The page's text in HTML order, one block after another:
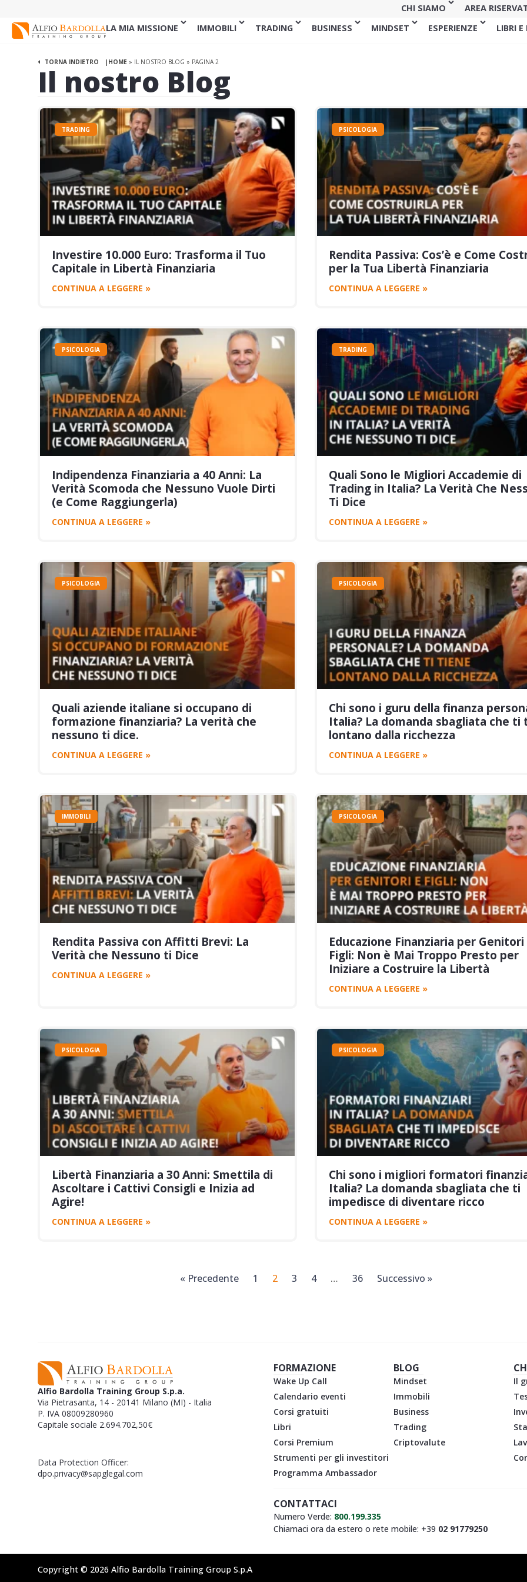
CHI SIAMO
AREA
LA MIA MISSIONE
IMMOBILI TRADING BUSINESS MINDSET ESPERIENZE LIBRI E
TORNA INDIETRO HOME » IL NOSTRO BLOG » PAGINA 2
Il nostro Blog
TRADING
Investire 10.000 Euro: Trasforma il Tuo
Capitale in Libertà Finanziaria
CONTINUA A LEGGERE »
PSICOLOGIA
Rendita Passiva: Cos’è e Come
per la Tua Libertà Finanziaria
CONTINUA A LEGGERE »
PSICOLOGIA
Indipendenza Finanziaria a 40 Anni: La
Verità Scomoda che Nessuno Vuole Dirti
(e Come Raggiungerla)
CONTINUA A LEGGERE »
TRADING
Quali Sono le Migliori Accademie di
Trading in Italia? La Verità Che
Ti Dice
CONTINUA A LEGGERE »
PSICOLOGIA
Quali aziende italiane si occupano di
formazione finanziaria? La verità che
nessuno ti dice.
CONTINUA A LEGGERE »
PSICOLOGIA
Chi sono i guru della finanza
Italia? La domanda sbagliata che ti
lontano dalla ricchezza
CONTINUA A LEGGERE »
IMMOBILI
Rendita Passiva con Affitti Brevi: La
Verità che Nessuno ti Dice
CONTINUA A LEGGERE »
PSICOLOGIA
Educazione Finanziaria per Genitori
Figli: Non è Mai Troppo Presto per
Iniziare a Costruire la Libertà
CONTINUA A LEGGERE »
PSICOLOGIA
Libertà Finanziaria a 30 Anni: Smettila di
Ascoltare i Cattivi Consigli e Inizia ad
Agire!
CONTINUA A LEGGERE »
PSICOLOGIA
Chi sono i migliori formatori
Italia? La domanda sbagliata che ti
impedisce di diventare ricco
CONTINUA A LEGGERE »
« Precedente 1 2 3 4 … 36 Successivo »
Alfio Bardolla Training Group S.p.a.
Via Pietrasanta, 14 - 20141 Milano (MI) - Italia
P. IVA 08009280960
Capitale sociale 2.694.702,50€
Data Protection Officer:
dpo.privacy@sapglegal.com
FORMAZIONE
Wake Up Call
Calendario eventi
Corsi gratuiti
Libri
Corsi Premium
Strumenti per gli investitori
Programma Ambassador
BLOG
Mindset
Immobili
Business
Trading
Criptovalute
Il
CONTATTACI
Numero Verde: 800.199.335
Chiamaci ora da estero o rete mobile: +39 02 91779250
Copyright © 2026 Alfio Bardolla Training Group S.p.A